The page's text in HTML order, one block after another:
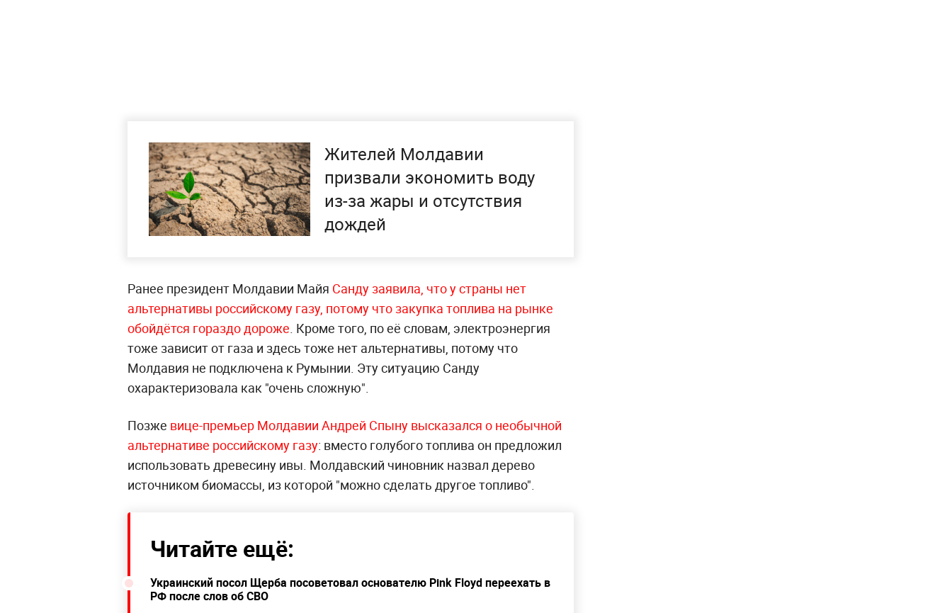
Жителей Молдавии
призвали экономить воду
из-за жары и отсутствия
дождей
Ранее президент Молдавии Майя Санду заявила, что у страны нет
альтернативы российскому газу, потому что закупка топлива на рынке
обойдётся гораздо дороже. Кроме того, по её словам, электроэнергия
тоже зависит от газа и здесь тоже нет альтернативы, потому что
Молдавия не подключена к Румынии. Эту ситуацию Санду
охарактеризовала как "очень сложную".
Позже вице-премьер Молдавии Андрей Спыну высказался о необычной
альтернативе российскому газу: вместо голубого топлива он предложил
использовать древесину ивы. Молдавский чиновник назвал дерево
источником биомассы, из которой "можно сделать другое топливо".
Читайте ещё:
Украинский посол Щерба посоветовал основателю Pink Floyd переехать в
РФ после слов об СВО